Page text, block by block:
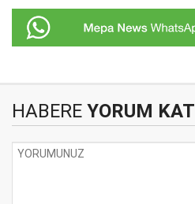
HABERE YORUM KAT